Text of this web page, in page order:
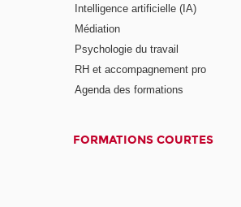
Intelligence artificielle (IA)
Médiation
Psychologie du travail
RH et accompagnement pro
Agenda des formations
FORMATIONS COURTES